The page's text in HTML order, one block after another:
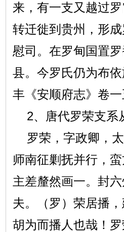
来，有一支又越过
转迁徙到贵州，形
慰司。在罗甸国置
县。今罗氏仍为布
丰《安顺府志》卷
2、唐代罗荣支系
罗荣，字政卿，太
师南征剿抚并行，
主差釐然画一。封
夫。（罗）荣居播
胡为而播人也哉！